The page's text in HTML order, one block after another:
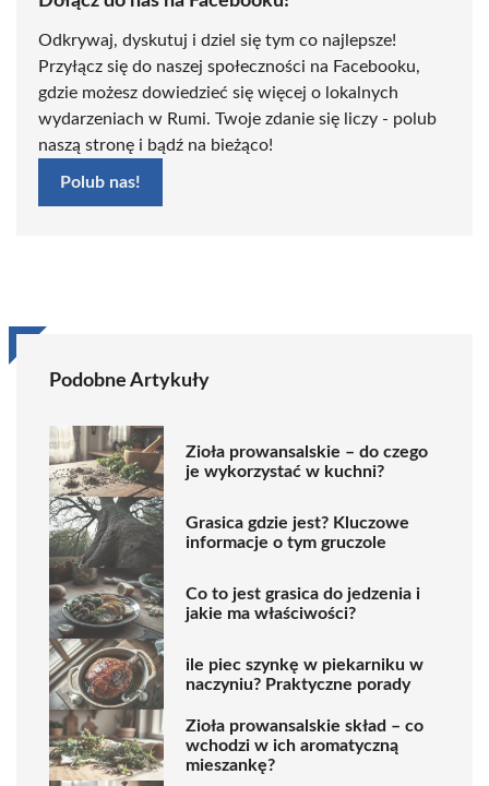
Odkrywaj, dyskutuj i dziel się tym co najlepsze!
Przyłącz się do naszej społeczności na Facebooku,
gdzie możesz dowiedzieć się więcej o lokalnych
wydarzeniach w Rumi. Twoje zdanie się liczy - polub
naszą stronę i bądź na bieżąco!
Polub nas!
Podobne Artykuły
Zioła prowansalskie – do czego
je wykorzystać w kuchni?
Grasica gdzie jest? Kluczowe
informacje o tym gruczole
Co to jest grasica do jedzenia i
jakie ma właściwości?
ile piec szynkę w piekarniku w
naczyniu? Praktyczne porady
Zioła prowansalskie skład – co
wchodzi w ich aromatyczną
mieszankę?